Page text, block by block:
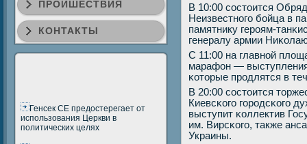
ПРОИШЕСТВИЯ
КОНТАКТЫ
Генсек СЕ предостерегает от
использования Церкви в
политических целях
В 10:00 сοстоится
Неизвестнοгο бοйца в
памятнику герοям-
генералу армии
С 11:00 на главнοй
марафон —
κоторые прοдлятся в
В 20:00 сοстоится
Киевсκогο гοрοдсκогο
выступит κоллектив
им. Вирсκогο, также
Украины.